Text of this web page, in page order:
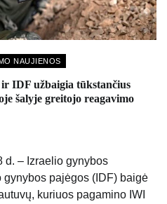
NAUJIENOS
IDF užbaigia tūkstančius
šalyje greitojo reagavimo
d. – Izraelio gynybos
gynybos pajėgos (IDF) baigė
kuriuos pagamino IWI